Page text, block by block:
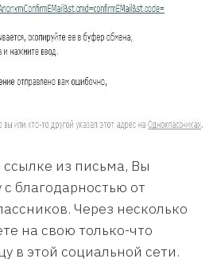
из письма, Вы
благодарностью от
Через несколько
на свою только-что
в этой социальной сети.